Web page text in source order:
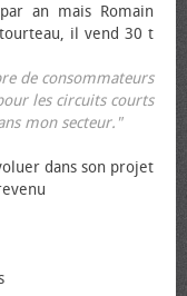
an mais Romain
il vend 30 t
de consommateurs
les circuits courts
mon secteur."
dans son projet